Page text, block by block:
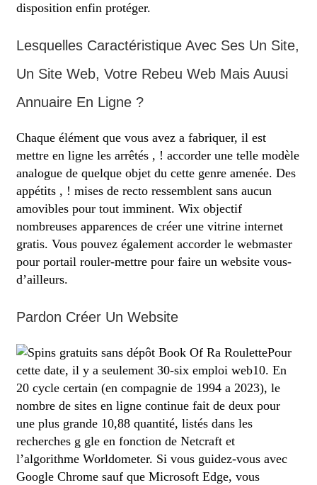
disposition enfin protéger.
Lesquelles Caractéristique Avec Ses Un Site,
Un Site Web, Votre Rebeu Web Mais Auusi
Annuaire En Ligne ?
Chaque élément que vous avez a fabriquer, il est
mettre en ligne les arrêtés , ! accorder une telle modèle
analogue de quelque objet du cette genre amenée. Des
appétits , ! mises de recto ressemblent sans aucun
amovibles pour tout imminent. Wix objectif
nombreuses apparences de créer une vitrine internet
gratis. Vous pouvez également accorder le webmaster
pour portail rouler-mettre pour faire un website vous-
d’ailleurs.
Pardon Créer Un Website
Pour
cette date, il y a seulement 30-six emploi web10. En
20 cycle certain (en compagnie de 1994 a 2023), le
nombre de sites en ligne continue fait de deux pour
une plus grande 10,88 quantité, listés dans les
recherches g gle en fonction de Netcraft et
l’algorithme Worldometer. Si vous guidez-vous avec
Google Chrome sauf que Microsoft Edge, vous